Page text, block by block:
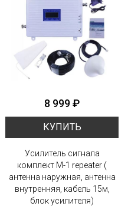
8 999 ₽
КУПИТЬ
Усилитель сигнала
комплект M-1 repeater (
антенна наружная, антенна
внутренняя, кабель 15м,
блок усилителя)